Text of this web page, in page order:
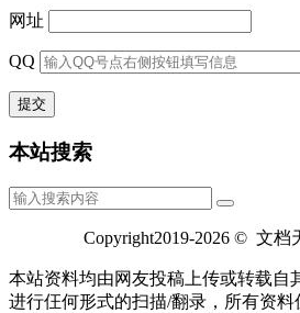
网址
QQ
本站搜索
Copyright2019-2026 © 文
本站资料均由网友投稿上传或转载自
进行仼何形式的扫描/翻录，所有资